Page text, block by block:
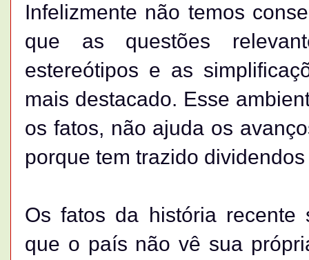
Infelizmente não temos
que as questões
estereótipos e as
mais destacado. Esse
os fatos, não ajuda os
porque tem trazido
Os fatos da história recente
que o país não vê sua